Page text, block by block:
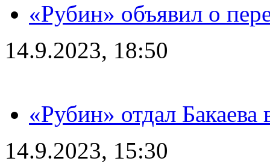
«Рубин» объявил о
14.9.2023, 18:50
«Рубин» отдал
14.9.2023, 15:30